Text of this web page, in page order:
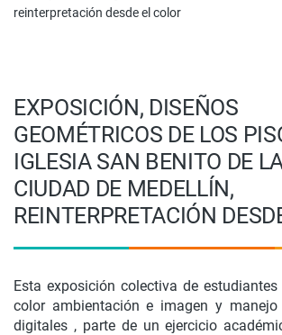
reinterpretación desde el color
EXPOSICIÓN, DISEÑOS
GEOMÉTRICOS DE LOS
IGLESIA SAN BENITO DE
CIUDAD DE MEDELLÍN,
REINTERPRETACIÓN
Esta exposición colectiva de
color ambientación e imagen y manejo
digitales , parte de un ejercicio